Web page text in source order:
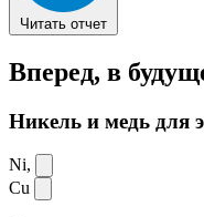
Читать отчет
Вперед, в
Никель и медь для
Ni,
Cu